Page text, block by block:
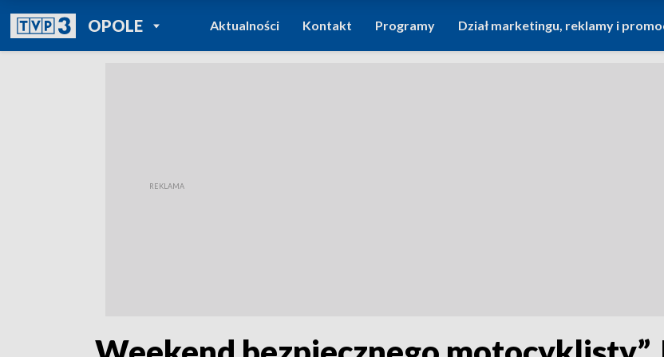
OPOLEPOWRÓT DO
TVP REGIONY
Aktualności Kontakt Programy Dział marketingu, reklamy i